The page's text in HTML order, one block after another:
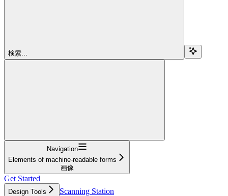
検索...
Navigation
Elements of machine-readable forms
画像
Get Started
Design Tools
Scanning Station